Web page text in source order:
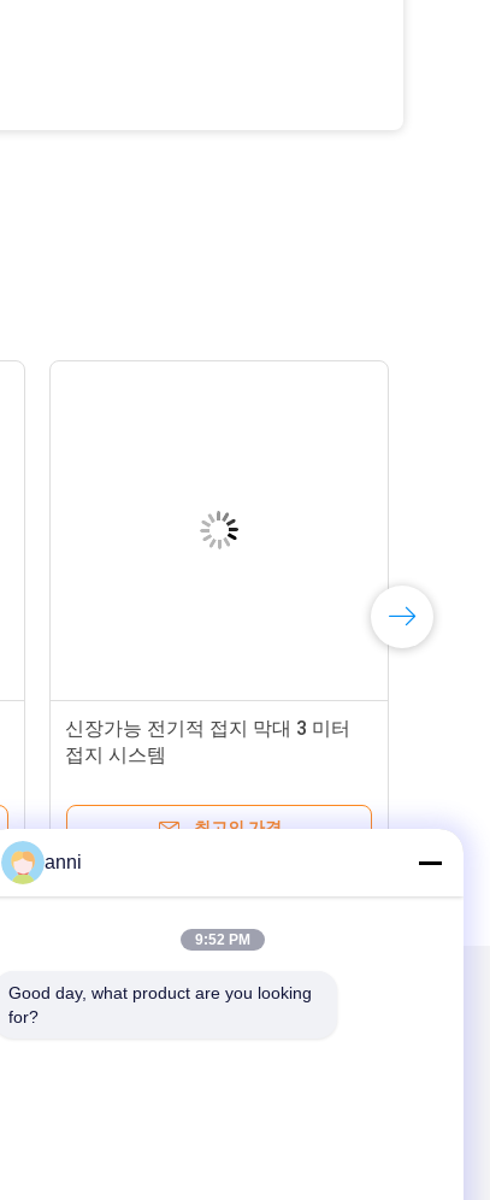
신장가능 전기적 접지 막대 3 미터
접지 시스템
최고의 가격
anni
9:52 PM
Good day, what product are you looking
for?